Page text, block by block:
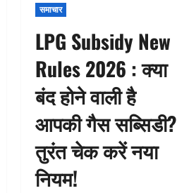
समाचार
LPG Subsidy New
Rules 2026 : क्या
बंद होने वाली है
आपकी गैस सब्सिडी?
तुरंत चेक करें नया
नियम!